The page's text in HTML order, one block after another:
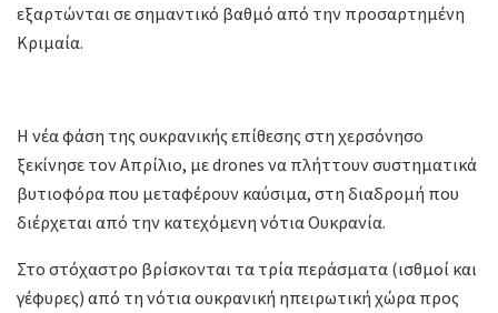
εξαρτώνται σε σημαντικό βαθμό από την προσαρτημένη
Κριμαία.
Η νέα φάση της ουκρανικής επίθεσης στη χερσόνησο
ξεκίνησε τον Απρίλιο, με drones να πλήττουν συστηματικά
βυτιοφόρα που μεταφέρουν καύσιμα, στη διαδρομή που
διέρχεται από την κατεχόμενη νότια Ουκρανία.
Στο στόχαστρο βρίσκονται τα τρία περάσματα (ισθμοί και
γέφυρες) από τη νότια ουκρανική ηπειρωτική χώρα προς